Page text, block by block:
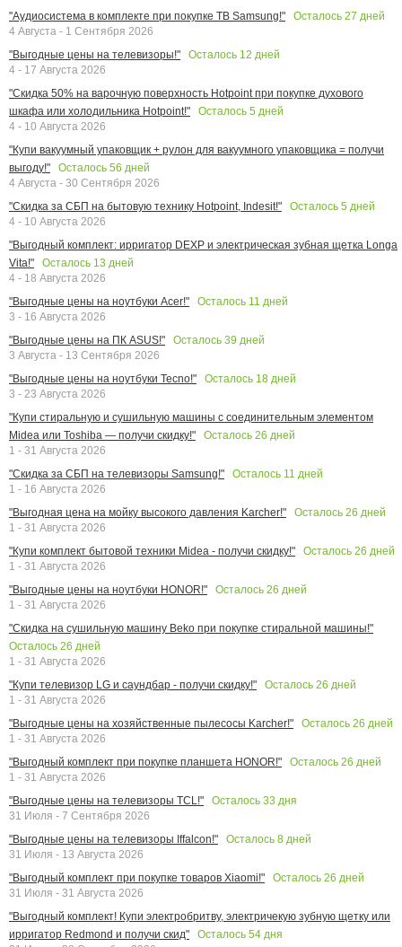
"Аудиосистема в комплекте при покупке ТВ Samsung!"
Осталось 27 дней
4 Августа - 1 Сентября 2026
"Выгодные цены на телевизоры!"
Осталось 12 дней
4 - 17 Августа 2026
"Скидка 50% на варочную поверхность Hotpoint при покупке духового
шкафа или холодильника Hotpoint!"
Осталось 5 дней
4 - 10 Августа 2026
"Купи вакуумный упаковщик + рулон для вакуумного упаковщика = получи
выгоду!"
Осталось 56 дней
4 Августа - 30 Сентября 2026
"Скидка за СБП на бытовую технику Hotpoint, Indesit!"
Осталось 5 дней
4 - 10 Августа 2026
"Выгодный комплект: ирригатор DEXP и электрическая зубная щетка Longa
Vita!"
Осталось 13 дней
4 - 18 Августа 2026
"Выгодные цены на ноутбуки Acer!"
Осталось 11 дней
3 - 16 Августа 2026
"Выгодные цены на ПК ASUS!"
Осталось 39 дней
3 Августа - 13 Сентября 2026
"Выгодные цены на ноутбуки Tecno!"
Осталось 18 дней
3 - 23 Августа 2026
"Купи стиральную и сушильную машины с соединительным элементом
Midea или Toshiba — получи скидку!"
Осталось 26 дней
1 - 31 Августа 2026
"Скидка за СБП на телевизоры Samsung!"
Осталось 11 дней
1 - 16 Августа 2026
"Выгодная цена на мойку высокого давления Karcher!"
Осталось 26 дней
1 - 31 Августа 2026
"Купи комплект бытовой техники Midea - получи скидку!"
Осталось 26 дней
1 - 31 Августа 2026
"Выгодные цены на ноутбуки HONOR!"
Осталось 26 дней
1 - 31 Августа 2026
"Скидка на сушильную машину Beko при покупке стиральной машины!"
Осталось 26 дней
1 - 31 Августа 2026
"Купи телевизор LG и саундбар - получи скидку!"
Осталось 26 дней
1 - 31 Августа 2026
"Выгодные цены на хозяйственные пылесосы Karcher!"
Осталось 26 дней
1 - 31 Августа 2026
"Выгодный комплект при покупке планшета HONOR!"
Осталось 26 дней
1 - 31 Августа 2026
"Выгодные цены на телевизоры TCL!"
Осталось 33 дня
31 Июля - 7 Сентября 2026
"Выгодные цены на телевизоры Iffalcon!"
Осталось 8 дней
31 Июля - 13 Августа 2026
"Выгодный комплект при покупке товаров Xiaomi!"
Осталось 26 дней
31 Июля - 31 Августа 2026
"Выгодный комплект! Купи электробритву, электричекую зубную щетку или
ирригатор Redmond и получи скид"
Осталось 54 дня